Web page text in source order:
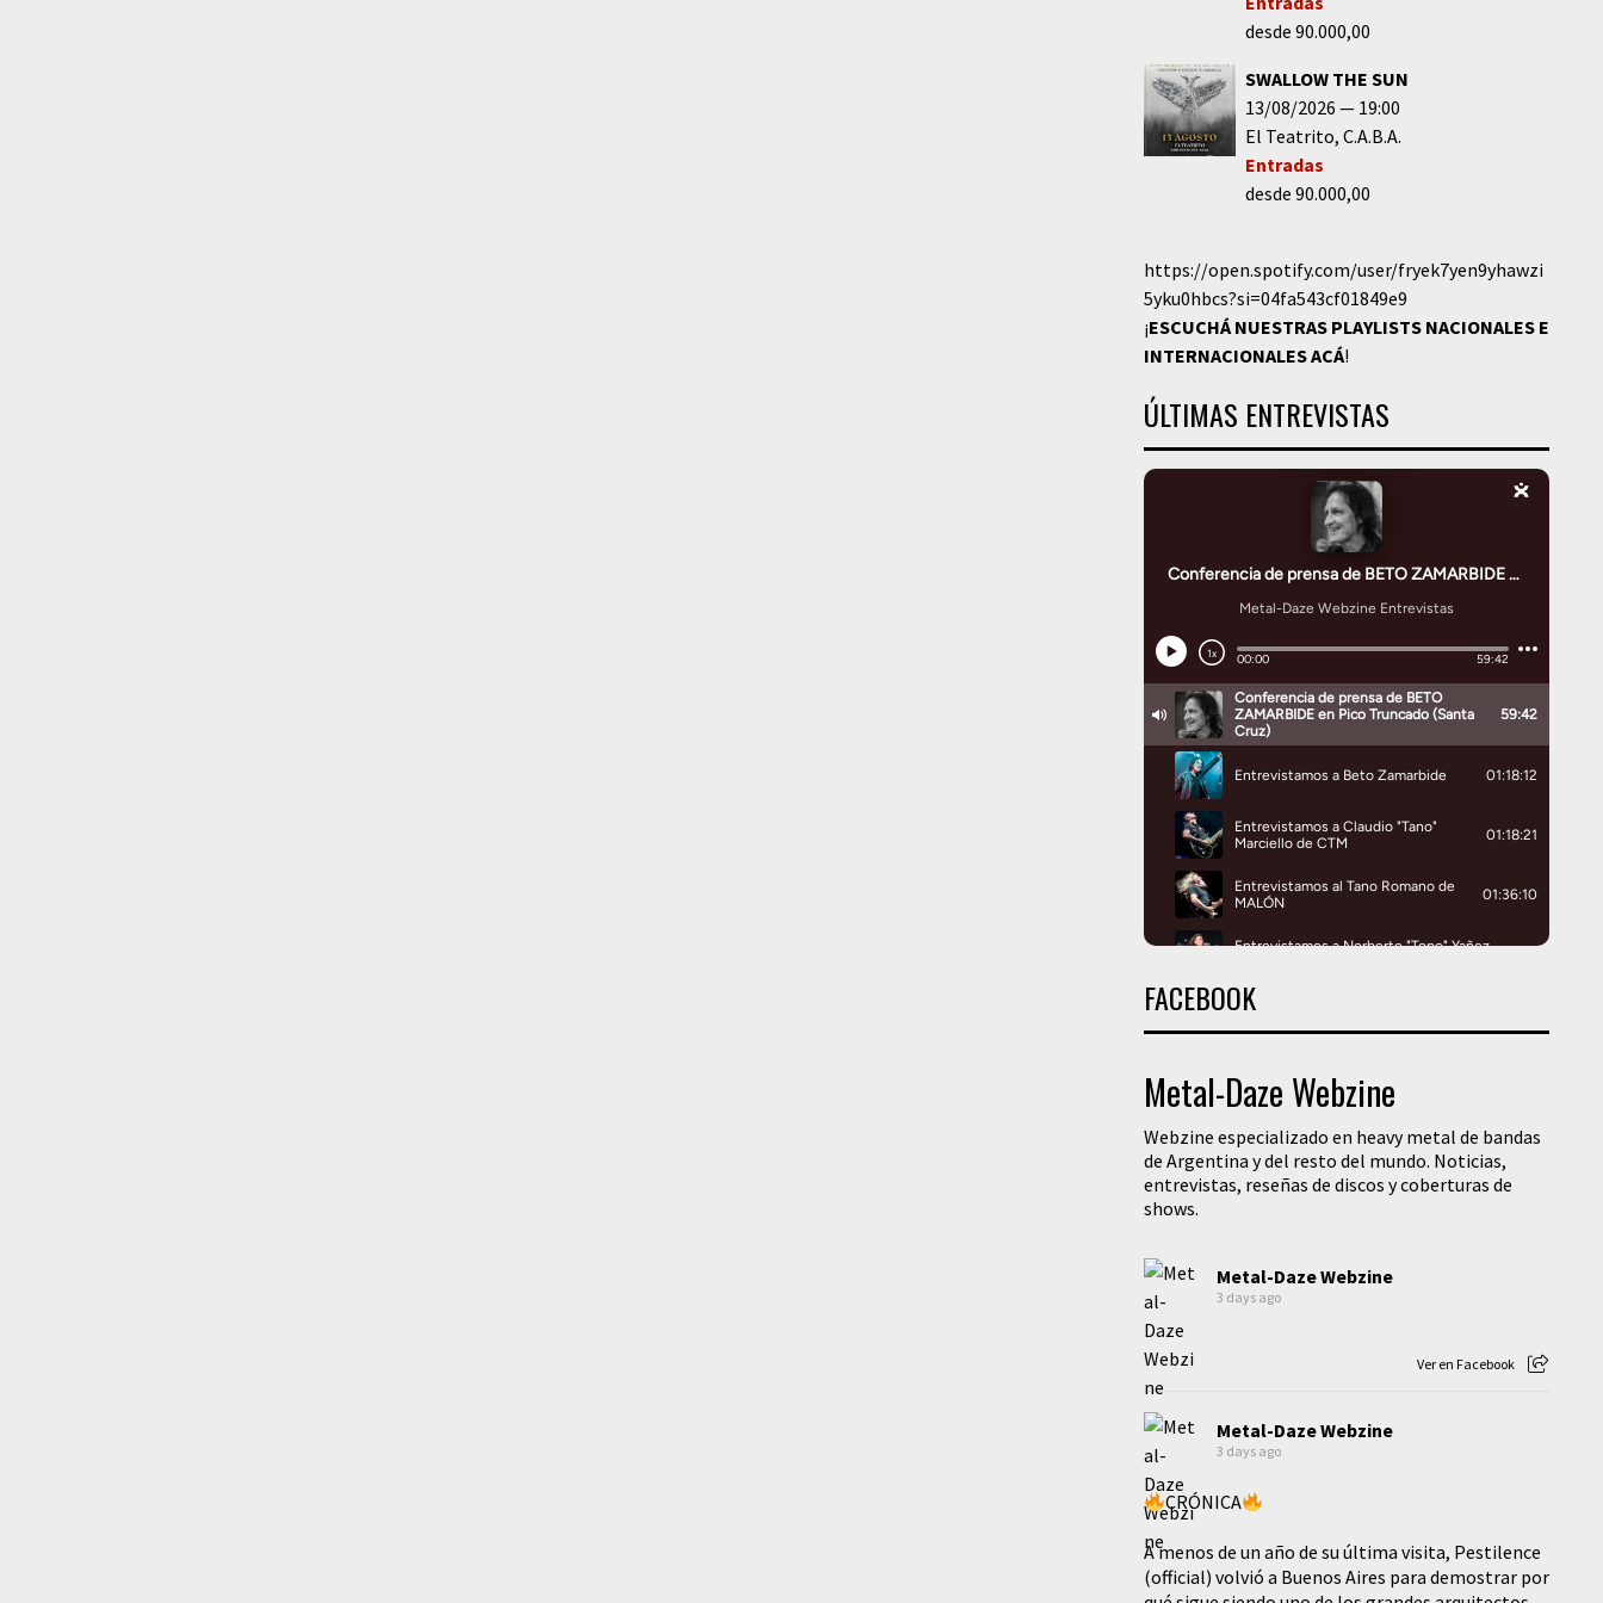
desde 90.000,00
SWALLOW THE SUN
13/08/2026
19:00
El Teatrito C.A.B.A.
Entradas
desde 90.000,00
https://open.spotify.com/user/fryek7yen9yhawzi
5yku0hbcs?si=04fa543cf01849e9
¡ESCUCHÁ NUESTRAS PLAYLISTS NACIONALES E
INTERNACIONALESACÁ!
ÚLTIMAS ENTREVISTAS
FACEBOOK
Metal-Daze Webzine
Webzine especializado en heavy metal de bandas
de Argentina y del resto del mundo. Noticias,
entrevistas, reseñas de discos y coberturas de
shows.
Metal-Daze Webzine
3 days ago
Ver en Facebook
Metal-Daze Webzine
3 days ago
CRÓNICA
A menos de un año de su última visita, Pestilence
(official) volvió a Buenos Aires para demostrar por